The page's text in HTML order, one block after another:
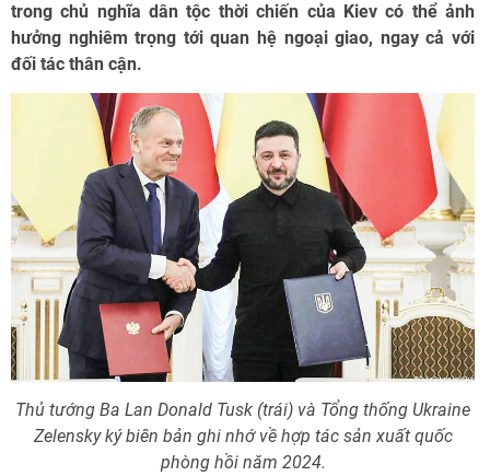
trong chủ nghĩa dân tộc thời chiến của Kiev có thể ảnh
hưởng nghiêm trọng tới quan hệ ngoại giao, ngay cả với
đối tác thân cận.
Thủ tướng Ba Lan Donald Tusk (trái) và Tổng thống Ukraine
Zelensky ký biên bản ghi nhớ về hợp tác sản xuất quốc
phòng hồi năm 2024.